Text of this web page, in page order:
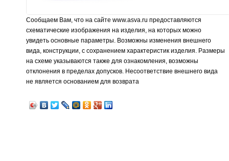
Сообщаем Вам, что на сайте www.asva.ru предоставляются
схематические изображения на изделия, на которых можно
увидеть основные параметры. Возможны изменения внешнего
вида, конструкции, с сохранением характеристик изделия. Размеры
на схеме указываются также для ознакомления, возможны
отклонения в пределах допусков. Несоответствие внешнего вида
не является основанием для возврата